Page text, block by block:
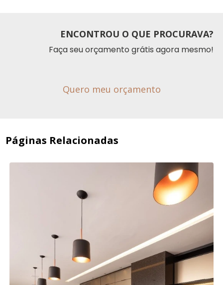
ENCONTROU O QUE PROCURAVA?
Faça seu orçamento grátis agora mesmo!
Quero meu orçamento
Páginas Relacionadas